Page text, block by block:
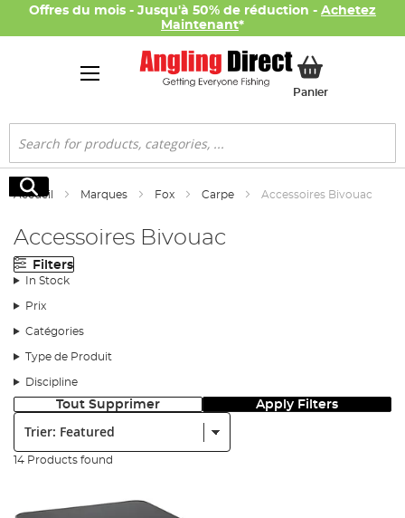
Offres du mois - Jusqu'à 50% de réduction - Achetez
Maintenant*
PanierMon panier
Rechercher
Rechercher
Accueil Marques Fox Carpe Accessoires Bivouac
Accessoires Bivouac
Filters
In Stock
Prix
Catégories
Type de Produit
Discipline
Tout Supprimer Apply Filters
14 Products found